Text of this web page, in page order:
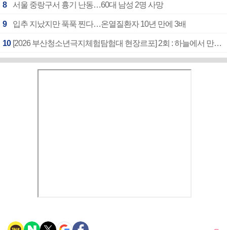
8 서울 중랑구서 흉기 난동…60대 남성 2명 사망
9 입추 지났지만 푹푹 찐다…온열질환자 10년 만에 3배
10 [2026 부산청소년극지체험탐험대 현장르포] 2회 : 하늘에서 만난 얼음의 나라